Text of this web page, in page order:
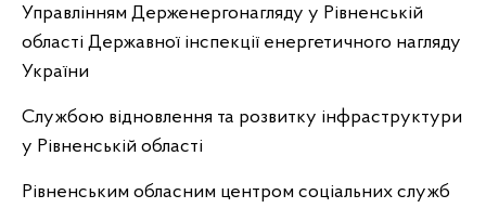
Управлінням Держенергонагляду у Рівненській
області Державної інспекції енергетичного нагляду
України
Службою відновлення та розвитку інфраструктури
у Рівненській області
Рівненським обласним центром соціальних служб